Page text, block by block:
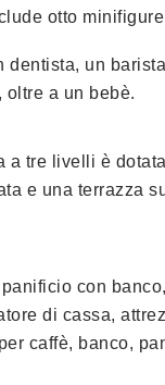
otto
dentista, un
oltre a un bebè.
a tre livelli è
e una terrazza
panificio con
di cassa,
caffè, banco,